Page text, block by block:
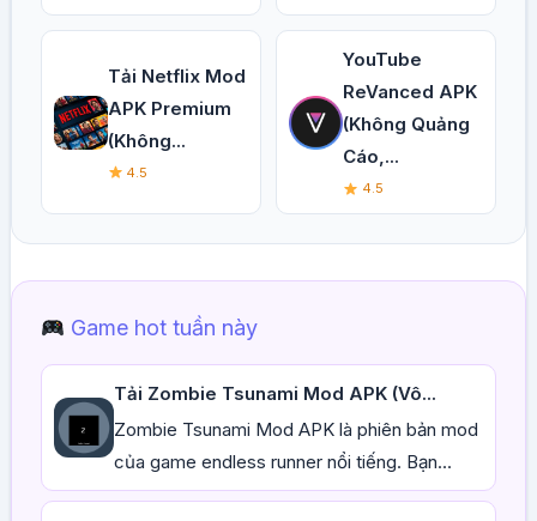
Tải Netflix Mod
APK Premium
(Không...
4.5
YouTube
ReVanced APK
(Không Quảng
Cáo,...
4.5
Game hot tuần này
Tải Zombie Tsunami Mod APK (Vô...
Zombie Tsunami Mod APK là phiên bản mod
của game endless runner nổi tiếng. Bạn...